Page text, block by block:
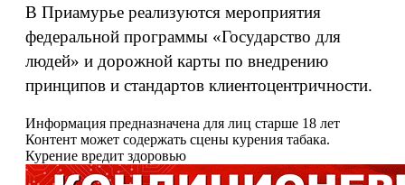
В Приамурье реализуются мероприятия
федеральной программы «Государство для
людей» и дорожной карты по внедрению
принципов и стандартов клиентоцентричности.
Информация предназначена для лиц старше 18 лет
Контент может содержать сцены курения табака.
Курение вредит здоровью